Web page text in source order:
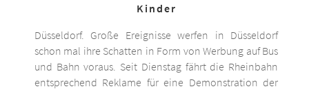
Kinder
Düsseldorf. Große Ereignisse werfen in Düsseldorf
schon mal ihre Schatten in Form von Werbung auf Bus
und Bahn voraus. Seit Dienstag fährt die Rheinbahn
entsprechend Reklame für eine Demonstration der